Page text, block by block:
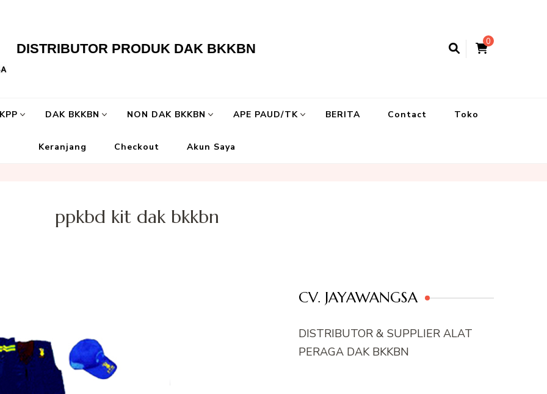
0
DISTRIBUTOR PRODUK DAK BKKBN
DAK BKKBN NON DAK BKKBN APE PAUD/TK BERITA Contact Toko
Keranjang Checkout Akun Saya
ppkbd kit dak bkkbn
CV. JAYAWANGSA
DISTRIBUTOR & SUPPLIER ALAT
PERAGA DAK BKKBN